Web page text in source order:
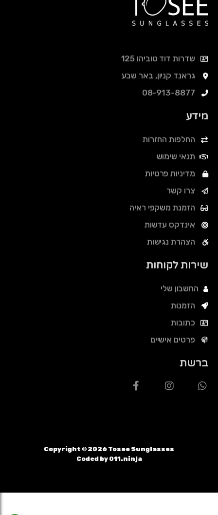
שדרות דוד טוביהו 125
גראנד קניון, באר שבע
08-913-8877
מידע
החלפות החזרות
תנאי שימוש
מדיניות פרטיות
צרו קשר
הזמנת משקפי ראיה
אינדקס עדשות
הצהרת נגישות
שירות לקוחות
החשבון שלי
הזמנות
כתובות
פרטים אישיים
ברשת
Copyright © 2026 Tosee Sunglasses
Coded by 011.ninja